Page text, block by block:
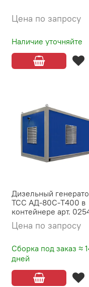
Наличие уточняйте
Цена по запросу
Дизельный
ТСС АД-80С-Т400 в
контейнере арт.
Сборка под заказ ≈
дней
Цена по запросу